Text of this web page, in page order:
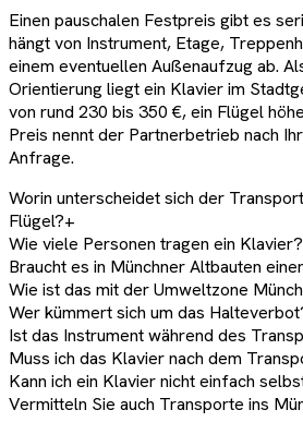
Einen pauschalen Festpreis gibt es
hängt von Instrument, Etage,
einem eventuellen Außenaufzug ab.
Orientierung liegt ein Klavier im
von rund 230 bis 350 €, ein Flügel
Preis nennt der Partnerbetrieb nach
Anfrage.
Worin unterscheidet sich der
Flügel?+
Wie viele Personen tragen ein Klavier?
Braucht es in Münchner Altbauten
Wie ist das mit der Umweltzone
Wer kümmert sich um das
Ist das Instrument während des
Muss ich das Klavier nach dem
Kann ich ein Klavier nicht einfach
Vermitteln Sie auch Transporte ins